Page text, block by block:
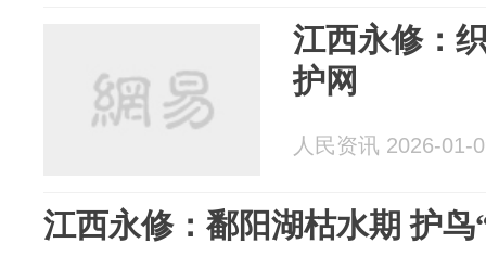
江西永修：
护网
人民资讯 2026-01-
江西永修：鄱阳湖枯水期 护鸟